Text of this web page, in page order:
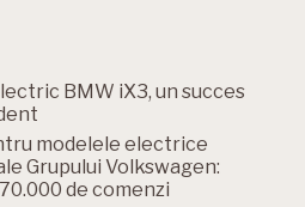
BMW iX3, un succes
modelele electrice
Grupului Volkswagen:
de comenzi